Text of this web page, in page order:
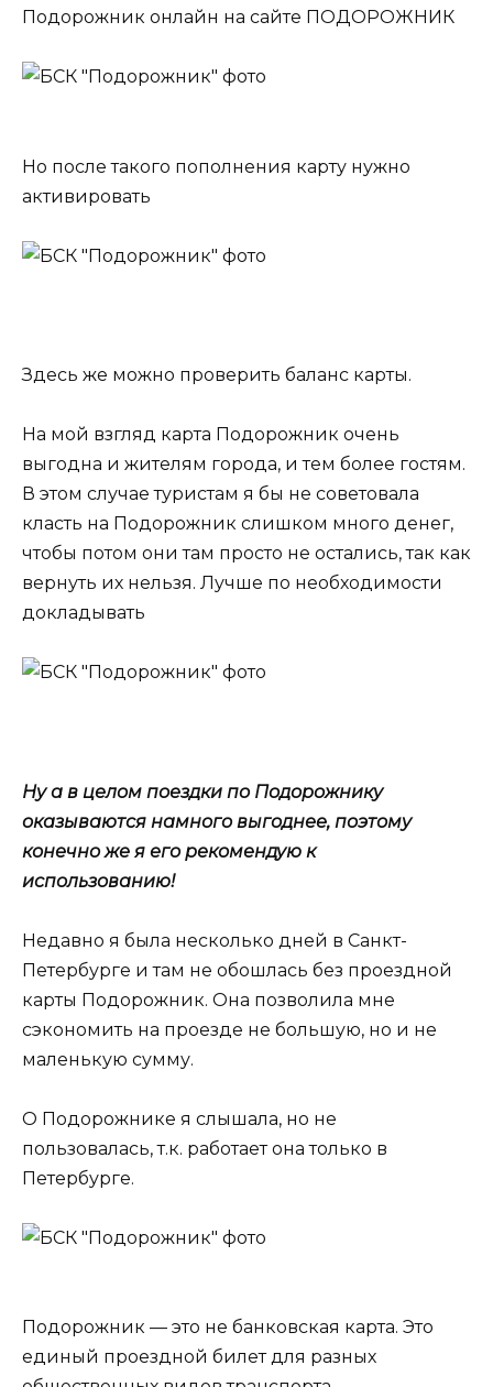
Подорожник онлайн на сайте ПОДОРОЖНИК
Но после такого пополнения карту нужно
активировать
Здесь же можно проверить баланс карты.
На мой взгляд карта Подорожник очень
выгодна и жителям города, и тем более гостям.
В этом случае туристам я бы не советовала
класть на Подорожник слишком много денег,
чтобы потом они там просто не остались, так как
вернуть их нельзя. Лучше по необходимости
докладывать
Ну а в целом поездки по Подорожнику
оказываются намного выгоднее, поэтому
конечно же я его рекомендую к
использованию!
Недавно я была несколько дней в Санкт-
Петербурге и там не обошлась без проездной
карты Подорожник. Она позволила мне
сэкономить на проезде не большую, но и не
маленькую сумму.
О Подорожнике я слышала, но не
пользовалась, т.к. работает она только в
Петербурге.
Подорожник — это не банковская карта. Это
единый проездной билет для разных